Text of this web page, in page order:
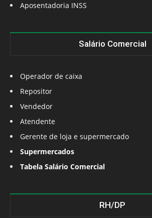
Aposentadoria INSS
Salário Comercial
Operador de caixa
Repositor
Vendedor
Atendente
Gerente de loja e supermercado
Supermercados
Tabela Salário Comercial
RH/DP